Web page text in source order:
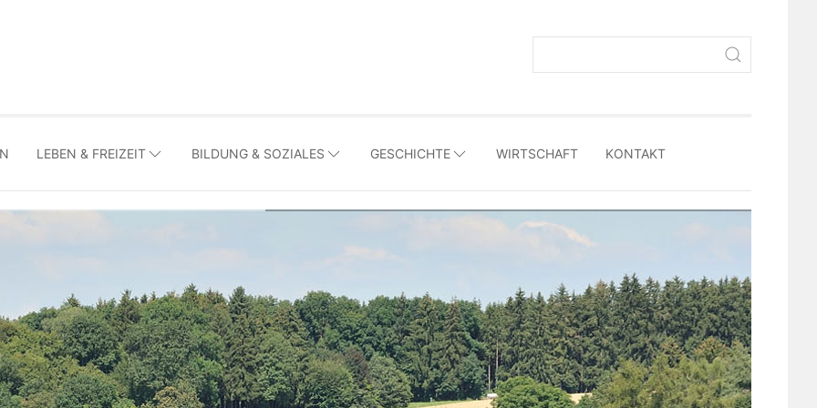
LEBEN & FREIZEIT BILDUNG & SOZIALES GESCHICHTE WIRTSCHAFT KONTAKT